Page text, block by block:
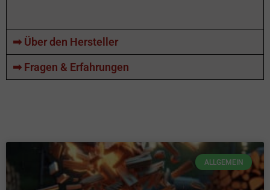
➡ Über den Hersteller
➡ Fragen & Erfahrungen
ALLGEMEIN